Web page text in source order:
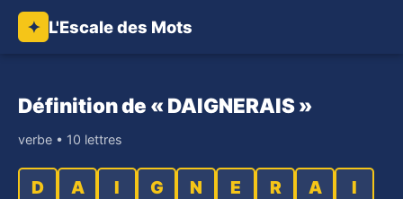
✦ L'Escale des Mots
Définition de « DAIGNERAIS »
verbe • 10 lettres
D A I G N E R A
I